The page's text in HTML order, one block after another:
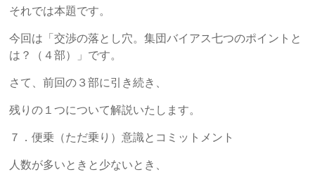
それでは本題です。
今回は「交渉の落とし穴。集団バイアス七つのポイントと
は？（４部）」です。
さて、前回の３部に引き続き、
残りの１つについて解説いたします。
７．便乗（ただ乗り）意識とコミットメント
人数が多いときと少ないとき、